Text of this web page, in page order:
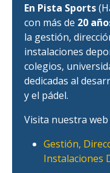
En Pista Sports
con más de 20
la gestión,
instalaciones
colegios,
dedicadas al
y el pádel.
Visita nuestra web
Gestión,
Instalaciones